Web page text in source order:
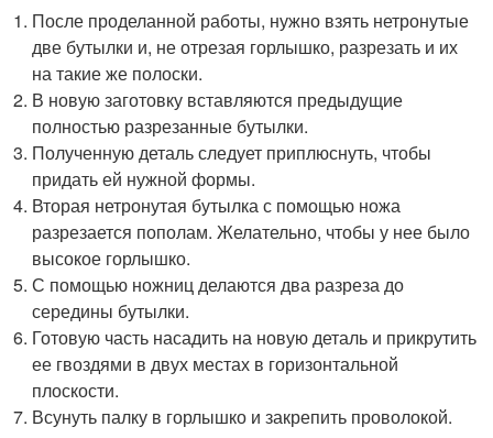
После проделанной работы, нужно взять нетронутые
две бутылки и, не отрезая горлышко, разрезать и их
на такие же полоски.
В новую заготовку вставляются предыдущие
полностью разрезанные бутылки.
Полученную деталь следует приплюснуть, чтобы
придать ей нужной формы.
Вторая нетронутая бутылка с помощью ножа
разрезается пополам. Желательно, чтобы у нее было
высокое горлышко.
С помощью ножниц делаются два разреза до
середины бутылки.
Готовую часть насадить на новую деталь и прикрутить
ее гвоздями в двух местах в горизонтальной
плоскости.
Всунуть палку в горлышко и закрепить проволокой.